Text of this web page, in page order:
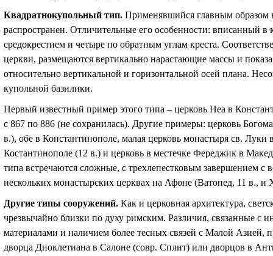
Квадратнокупольный тип. Применявшийся главным образом
распространен. Отличительные его особенности: вписанный в
средокрестием и четыре по обратным углам креста.
церкви, размещаются вертикально нарастающие массы и
относительно вертикальной и горизонтальной осей плана.
купольной базилики.
Первый известный пример этого типа – церковь Неа в
с 867 по 886 (не сохранилась). Другие примеры: церковь
в.), обе в Константинополе, малая церковь монастыря св.
Костантинополе (12 в.) и церковь в местечке Фереджик в
типа встречаются сложные, с трехлепестковым завершением с
нескольких монастырских церквах на Афоне (Ватопед, 11 в., и
Другие типы сооружений. Как и церковная архитектура,
чрезвычайно близки по духу римским. Различия, связанные
материалами и наличием более тесных связей с Малой Азией,
дворца Диоклетиана в Салоне (совр. Сплит) или дворцов в